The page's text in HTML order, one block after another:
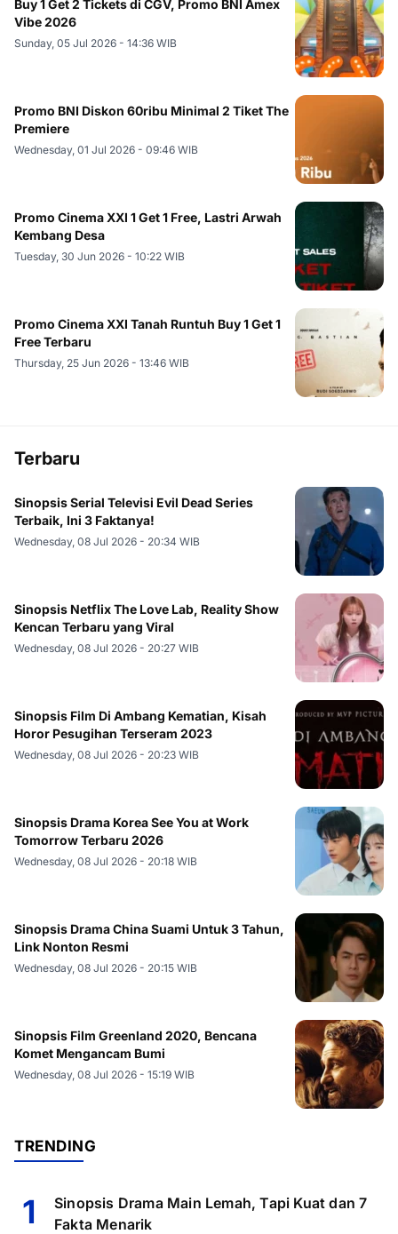
Buy 1 Get 2 Tickets di CGV, Promo BNI Amex
Vibe 2026
Sunday, 05 Jul 2026 - 14:36 WIB
Promo BNI Diskon 60ribu Minimal 2 Tiket The
Premiere
Wednesday, 01 Jul 2026 - 09:46 WIB
Promo Cinema XXI 1 Get 1 Free, Lastri Arwah
Kembang Desa
Tuesday, 30 Jun 2026 - 10:22 WIB
Promo Cinema XXI Tanah Runtuh Buy 1 Get 1
Free Terbaru
Thursday, 25 Jun 2026 - 13:46 WIB
Terbaru
Sinopsis Serial Televisi Evil Dead Series
Terbaik, Ini 3 Faktanya!
Wednesday, 08 Jul 2026 - 20:34 WIB
Sinopsis Netflix The Love Lab, Reality Show
Kencan Terbaru yang Viral
Wednesday, 08 Jul 2026 - 20:27 WIB
Sinopsis Film Di Ambang Kematian, Kisah
Horor Pesugihan Terseram 2023
Wednesday, 08 Jul 2026 - 20:23 WIB
Sinopsis Drama Korea See You at Work
Tomorrow Terbaru 2026
Wednesday, 08 Jul 2026 - 20:18 WIB
Sinopsis Drama China Suami Untuk 3 Tahun,
Link Nonton Resmi
Wednesday, 08 Jul 2026 - 20:15 WIB
Sinopsis Film Greenland 2020, Bencana
Komet Mengancam Bumi
Wednesday, 08 Jul 2026 - 15:19 WIB
TRENDING
1
Sinopsis Drama Main Lemah, Tapi Kuat dan 7
Fakta Menarik